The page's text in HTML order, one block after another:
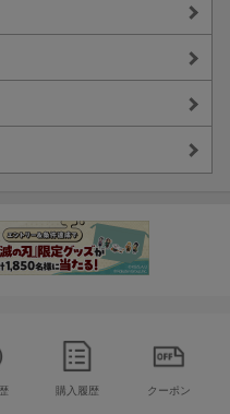
購入履歴 クーポン